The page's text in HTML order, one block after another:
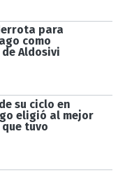
para
como
Aldosivi
su ciclo en
eligió al mejor
tuvo